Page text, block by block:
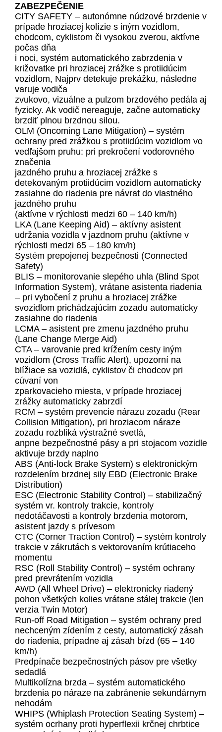
ZABEZPEČENIE
CITY SAFETY – autonómne núdzové brzdenie v
prípade hroziacej kolízie s iným vozidlom,
chodcom, cyklistom či vysokou zverou, aktívne
počas dňa
i noci, systém automatického zabrzdenia v
križovatke pri hroziacej zrážke s protiidúcim
vozidlom, Najprv detekuje prekážku, následne
varuje vodiča
zvukovo, vizuálne a pulzom brzdového pedála aj
fyzicky. Ak vodič nereaguje, začne automaticky
brzdiť plnou brzdnou silou.
OLM (Oncoming Lane Mitigation) – systém
ochrany pred zrážkou s protiidúcim vozidlom vo
vedľajšom pruhu: pri prekročení vodorovného
značenia
jazdného pruhu a hroziacej zrážke s
detekovaným protiidúcim vozidlom automaticky
zasiahne do riadenia pre návrat do vlastného
jazdného pruhu
(aktívne v rýchlosti medzi 60 – 140 km/h)
LKA (Lane Keeping Aid) – aktívny asistent
udržania vozidla v jazdnom pruhu (aktívne v
rýchlosti medzi 65 – 180 km/h)
Systém prepojenej bezpečnosti (Connected
Safety)
BLIS – monitorovanie slepého uhla (Blind Spot
Information System), vrátane asistenta riadenia
– pri vybočení z pruhu a hroziacej zrážke
svozidlom prichádzajúcim zozadu automaticky
zasiahne do riadenia
LCMA – asistent pre zmenu jazdného pruhu
(Lane Change Merge Aid)
CTA – varovanie pred krížením cesty iným
vozidlom (Cross Traffic Alert), upozorní na
blížiace sa vozidlá, cyklistov či chodcov pri
cúvaní von
zparkovacieho miesta, v prípade hroziacej
zrážky automaticky zabrzdí
RCM – systém prevencie nárazu zozadu (Rear
Collision Mitigation), pri hroziacom náraze
zozadu rozbliká výstražné svetlá,
anpne bezpečnostné pásy a pri stojacom vozidle
aktivuje brzdy naplno
ABS (Anti-lock Brake System) s elektronickým
rozdelením brzdnej sily EBD (Electronic Brake
Distribution)
ESC (Electronic Stability Control) – stabilizačný
systém vr. kontroly trakcie, kontroly
nedotáčavosti a kontroly brzdenia motorom,
asistent jazdy s prívesom
CTC (Corner Traction Control) – systém kontroly
trakcie v zákrutách s vektorovaním krútiaceho
momentu
RSC (Roll Stability Control) – systém ochrany
pred prevrátením vozidla
AWD (All Wheel Drive) – elektronicky riadený
pohon všetkých kolies vrátane stálej trakcie (len
verzia Twin Motor)
Run-off Road Mitigation – systém ochrany pred
nechceným zídením z cesty, automatický zásah
do riadenia, prípadne aj zásah bŕzd (65 – 140
km/h)
Predpínače bezpečnostných pásov pre všetky
sedadlá
Multikolízna brzda – systém automatického
brzdenia po náraze na zabránenie sekundárnym
nehodám
WHIPS (Whiplash Protection Seating System) –
systém ocrhany proti hyperflexii krčnej chrbtice